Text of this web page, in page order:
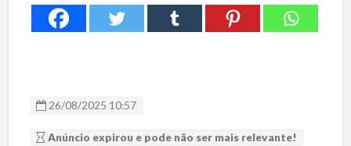
26/08/2025 10:57
Anúncio expirou e pode não ser mais relevante!